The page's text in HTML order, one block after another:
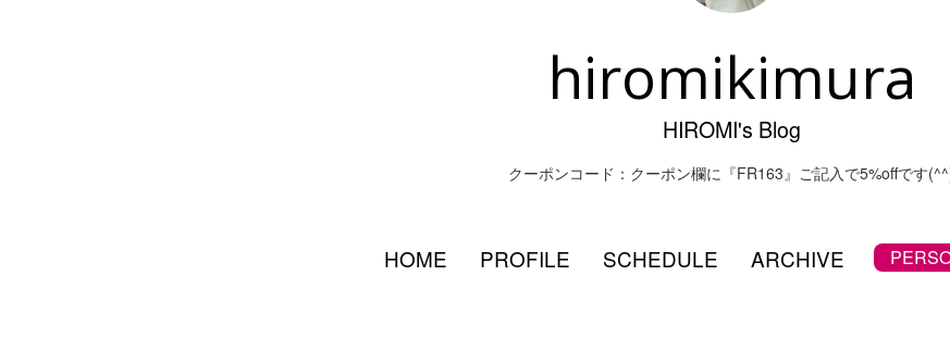
hiromikimura
HIROMI's Blog
クーポンコード：クーポン欄に『FR163』ご記入で5%offです
HOME PROFILE SCHEDULE ARCHIVE